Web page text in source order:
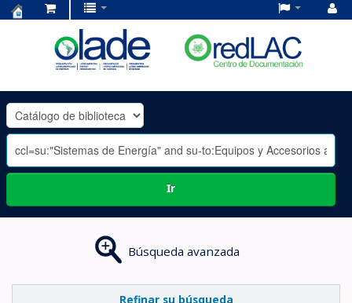
OLADE
-
Ir
Búsqueda avanzada
Refinar su búsqueda